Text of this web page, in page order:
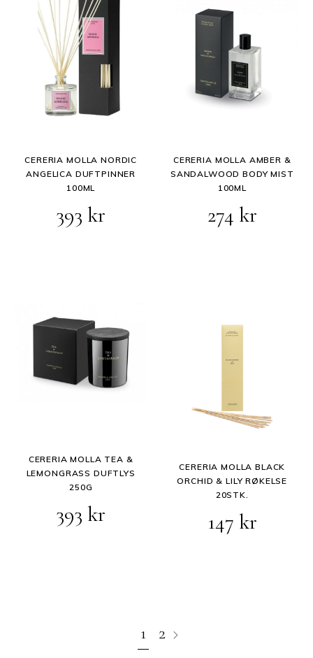
CERERIA MOLLA NORDIC
ANGELICA DUFTPINNER
100ML
393kr
CERERIA MOLLA AMBER &
SANDALWOOD BODY MIST
100ML
Opprinnelig
274 kr
CERERIA MOLLA TEA &
LEMONGRASS DUFTLYS
250G
393kr
CERERIA MOLLA BLACK
ORCHID & LILY RØKELSE
20STK.
147 kr
1 2